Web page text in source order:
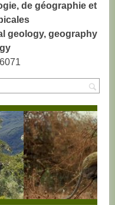
de géographie et
geology, geography